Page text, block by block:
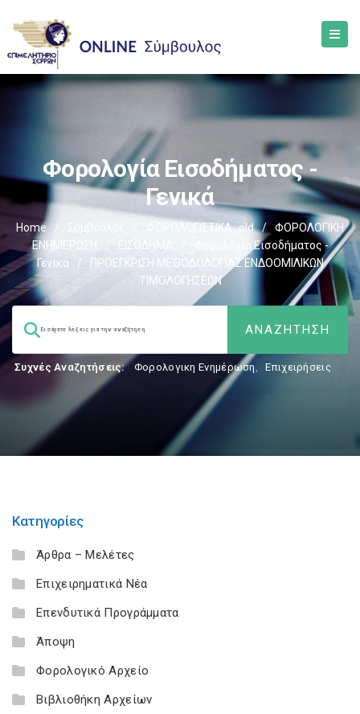
Φορολογία Εισοδήματος -
Γενικά
Home / Σύμβουλος ΦΟΡΟΛΟΓΙΣΤΙΚΑ_old /
ΦΟΡΟΛΟΓΙΚΗ
ΕΝΗΜΕΡΩΣΗ
/ ΕΙΣΟΔΗΜΑ
Φορολογία Εισοδήματος -
Γενικά
/
ΠΡΟΕΓΚΡΙΣΗ ΜΕΘΟΔΟΛΟΓΙΑΣ ΕΝΔΟΟΜΙΛΙΚΩΝ
ΤΙΜΟΛΟΓΗΣΕΩΝ
Συχνές Αναζητήσεις: Φορολογικη Ενημέρωση, Επιχειρήσεις
Κατηγορίες
Άρθρα – Μελέτες
Επιχειρηματικά Νέα
Επενδυτικά Προγράμματα
Άποψη
Φορολογικό Αρχείο
Βιβλιοθήκη Αρχείων